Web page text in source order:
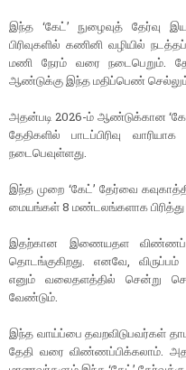
இந்த ‘கேட்’ நுழைவுத் தேர்வு
பிரிவுகளில் கணினி வழியில்
மணி நேரம் வரை நடைபெறும்.
ஆண்டுக்கு இந்த மதிப்பெண்
அதன்படி 2026-ம் ஆண்டுக்கான ‘கேட்’
தேதிகளில் பாடப்பிரிவு
நடைபெவுள்ளது.
இந்த முறை ‘கேட்’ தேர்வை
மையங்கள் 8 மண்டலங்களாக
இதற்கான இணையதள
தொடங்குகிறது. எனவே,
எனும் வலைதளத்தில் சென்று
வேண்டும்.
இந்த வாய்ப்பை தவறவிடுபவர்கள்
தேதி வரை விண்ணப்பிக்கலாம்.